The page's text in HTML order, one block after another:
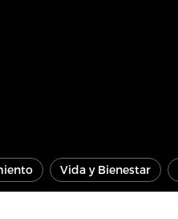
Vida y Bienestar